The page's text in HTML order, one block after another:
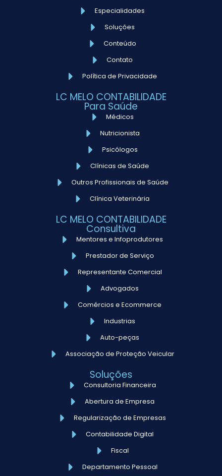
Especialidades
Soluções
Conteúdo
Contato
Política de Privacidade
LC MELO CONTABILIDADE
Para Saúde
Médicos
Nutricionista
Psicólogos
Clínicas de Saúde
Outros Profissionais de Saúde
Clínica Veterinária
LC MELO CONTABILIDADE
Consultiva
Mentores e Infoprodutores
Prestador de Serviço
Representante Comercial
Advogados
Comércios e Ecommerce
Industrias
Auto-peças
Associação de Proteção Veicular
Soluções
Consultoria Financeira
Abertura de Empresa
Regularização de Empresas
Contabilidade Digital
Fiscal
Departamento Pessoal